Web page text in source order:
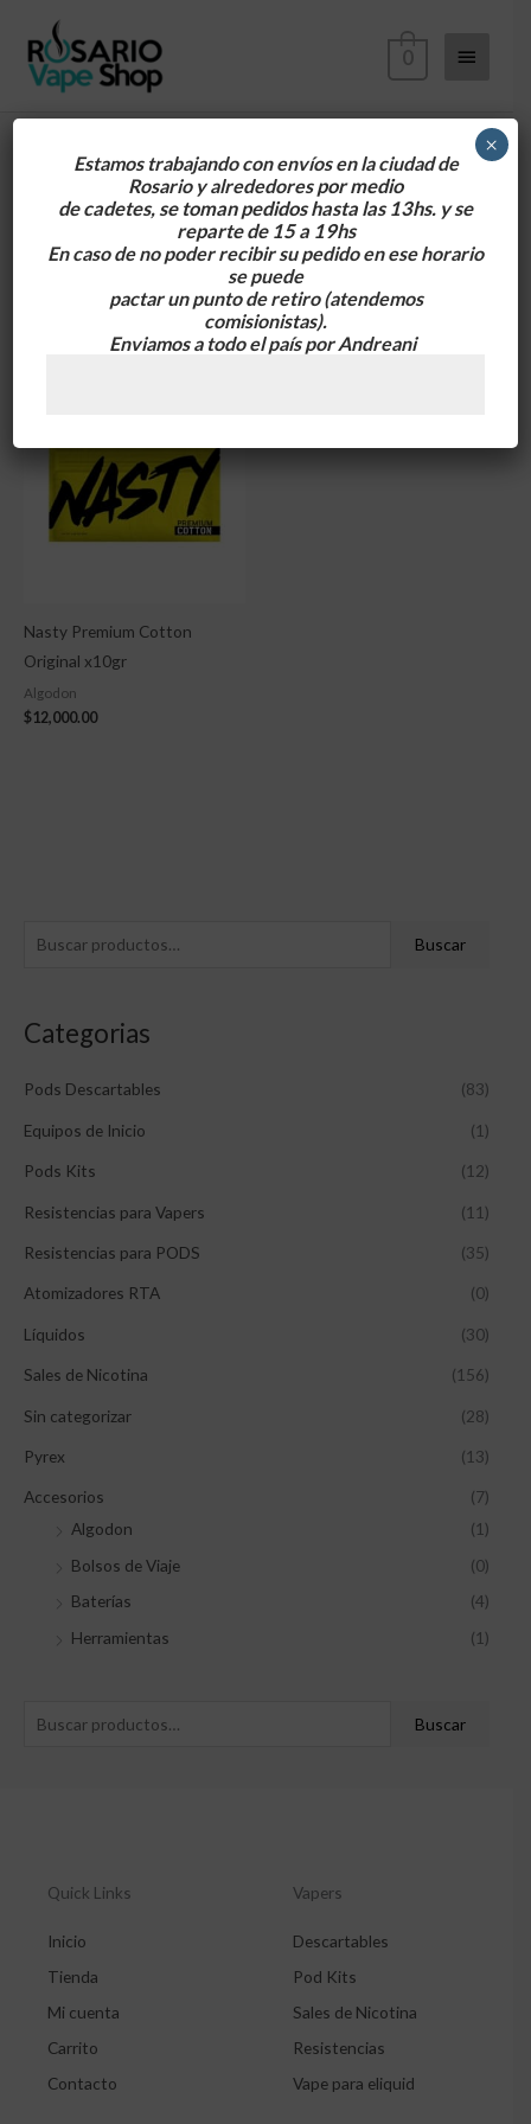
contenido
0
c
r
p
Buscar
Categorias
Pods Descartables (83)
Equipos de Inicio (1)
Pods Kits (12)
Resistencias para Vapers (11)
Resistencias para PODS (35)
Atomizadores RTA (0)
Líquidos (30)
Sales de Nicotina (156)
Sin categorizar (28)
Pyrex (13)
Accesorios
(7)
Algodon
(1)
Bolsos de Viaje
(0)
Baterías
(4)
Herramientas
(1)
c
r
p
Buscar
Accesorios/ Algodon
Mostrando el único resultado
Nasty Premium Cotton
Original x10gr
Algodon
$12,000.00
Quick Links
Inicio
Tienda
Mi cuenta
Carrito
Contacto
Vapers
Descartables
Pod Kits
Sales de Nicotina
Resistencias
Vape para eliquid
Estamos trabajando con envíos en la ciudad de
Rosario y alrededorespor medio
de cadetes, se toman pedidos hasta las 13hs. y se
reparte de 15 a 19hs
En caso de no poder recibir su pedido en ese horario
se puede
pactar un punto de retiro(atendemos
comisionistas).
Enviamos a todo el país por Andreani
×